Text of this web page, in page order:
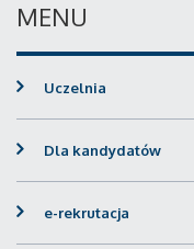
MENU
Uczelnia
Dla kandydatów
e-rekrutacja